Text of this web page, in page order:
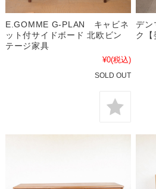
E.GOMME G-PLAN キャビネ
ット付サイドボード 北欧ビン
テージ家具
¥0(税込)
SOLD OUT
デン
ク【